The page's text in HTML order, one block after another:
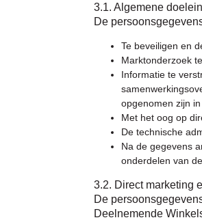
3.1. Algemene
De
Te beveiligen en
Marktonderzoek
Informatie te
opgenomen zijn
Met het oog op
De technische
Na de gegevens
onderdelen van
3.2. Direct marketing
De
Deelnemende